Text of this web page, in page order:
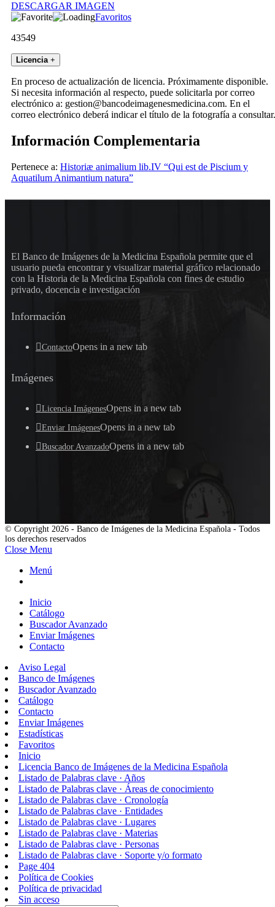
DESCARGAR IMAGEN
Favoritos
43549
Licencia +
En proceso de actualización de licencia. Próximamente disponible.
Si necesita información al respecto, puede solicitarla por correo
electrónico a: gestion@bancodeimagenesmedicina.com. En el
correo electrónico deberá indicar el título de la fotografía a consultar.
Información Complementaria
Pertenece a: Historiæ animalium lib.IV “Qui est de Piscium y
Aquatilum Animantium natura”
El Banco de Imágenes de la Medicina Española permite que el
usuario pueda encontrar y visualizar material gráfico relacionado
con la Historia de la Medicina Española con fines de estudio
privado, docencia e investigación
Información
ContactoOpens in a new tab
Imágenes
Licencia ImágenesOpens in a new tab
Enviar ImágenesOpens in a new tab
Buscador AvanzadoOpens in a new tab
© Copyright 2026 - Banco de Imágenes de la Medicina Española - Todos
los derechos reservados
Close Menu
Menú
Inicio
Catálogo
Buscador Avanzado
Enviar Imágenes
Contacto
Aviso Legal
Banco de Imágenes
Buscador Avanzado
Catálogo
Contacto
Enviar Imágenes
Estadísticas
Favoritos
Inicio
Licencia Banco de Imágenes de la Medicina Española
Listado de Palabras clave · Años
Listado de Palabras clave · Áreas de conocimiento
Listado de Palabras clave · Cronología
Listado de Palabras clave · Entidades
Listado de Palabras clave · Lugares
Listado de Palabras clave · Materias
Listado de Palabras clave · Personas
Listado de Palabras clave · Soporte y/o formato
Page 404
Política de Cookies
Política de privacidad
Sin acceso